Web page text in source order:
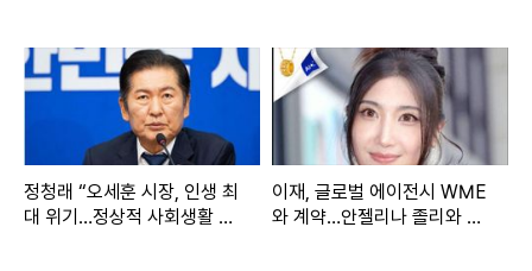
정청래 “오세훈 시장, 인생 최
대 위기…정상적 사회생활 어
이재, 글로벌 에이전시 WME
와 계약…안젤리나 졸리와 한